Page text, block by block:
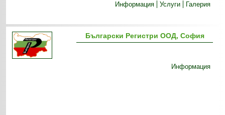
Информация
Услуги Галерия
Български Регистри ООД, София
Информация